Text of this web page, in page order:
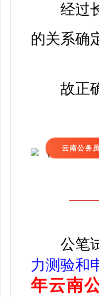
经过长
的关系确
故正确
云南公务
公笔
力测验和
年云南